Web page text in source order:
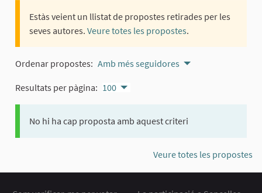
Estàs veient un llistat de propostes retirades per les
seves autores. Veure totes les propostes.
Ordenar propostes: Amb més seguidores
Resultats per pàgina: 100
No hi ha cap proposta amb aquest criteri
Veure totes les propostes